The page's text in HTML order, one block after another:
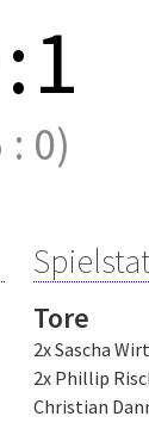
:1
: 0)
Tore
2x Sascha
2x Phillip
Christian